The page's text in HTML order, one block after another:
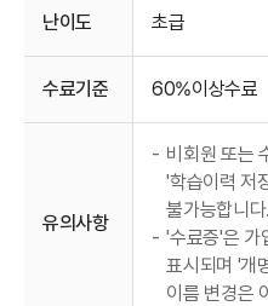
난이도 초급
수료기준 60%이상수료
유의사항
- 비회원 또는
'학습이력 저
불가능합니다.
- '수료증'은 가
표시되며 '개
이름 변경은